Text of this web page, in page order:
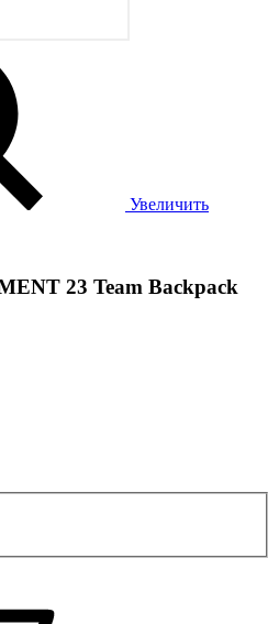
Увеличить
23 Team Backpack